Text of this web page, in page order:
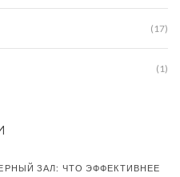
(17)
(1)
ЗАЛ: ЧТО ЭФФЕКТИВНЕЕ